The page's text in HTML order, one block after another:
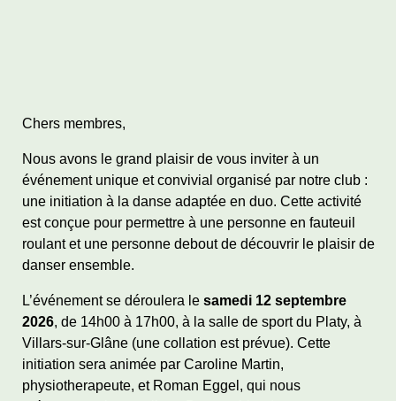
Chers membres,
Nous avons le grand plaisir de vous inviter à un
événement unique et convivial organisé par notre club :
une initiation à la danse adaptée en duo. Cette activité
est conçue pour permettre à une personne en fauteuil
roulant et une personne debout de découvrir le plaisir de
danser ensemble.
L’événement se déroulera le samedi 12 septembre
2026, de 14h00 à 17h00, à la salle de sport du Platy, à
Villars-sur-Glâne (une collation est prévue). Cette
initiation sera animée par Caroline Martin,
physiotherapeute, et Roman Eggel, qui nous